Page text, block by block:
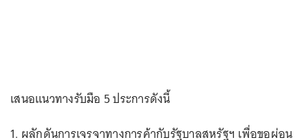
เสนอแนวทางรับมือ 5 ประการดังนี้
1. ผลักดันการเจรจาทางการค้ากับรัฐบาลสหรัฐฯ เพื่อขอผ่อน